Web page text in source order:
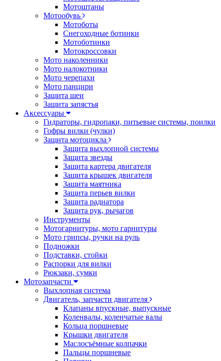
Мотоштаны
Мотообувь
Мотоботы
Снегоходные ботинки
Мотоботинки
Мотокроссовки
Мото наколенники
Мото налокотники
Мото черепахи
Мото панцири
Защита шеи
Защита запястья
Аксессуары
Гидраторы, гидропаки, питьевые системы, поилки
Гофры вилки (чулки)
Защита мотоцикла
Защита выхлопной системы
Защита звезды
Защита картера двигателя
Защита крышек двигателя
Защита маятника
Защита перьев вилки
Защита радиатора
Защита рук, рычагов
Инструменты
Мотогарнитуры, мото гарнитуры
Мото грипсы, ручки на руль
Подножки
Подставки, стойки
Распорки для вилки
Рюкзаки, сумки
Мотозапчасти
Выхлопная система
Двигатель, запчасти двигателя
Клапаны впускные, выпускные
Коленвалы, коленчатые валы
Кольца поршневые
Крышки двигателя
Маслосъёмные колпачки
Пальцы поршневые